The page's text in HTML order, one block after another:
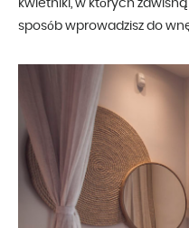
kwietniki, w których zawisną
sposób wprowadzisz do